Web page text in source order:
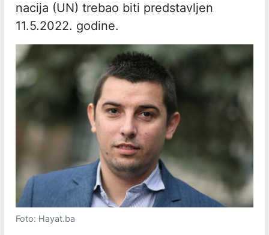
nacija (UN) trebao biti predstavljen
11.5.2022. godine.
Foto: Hayat.ba